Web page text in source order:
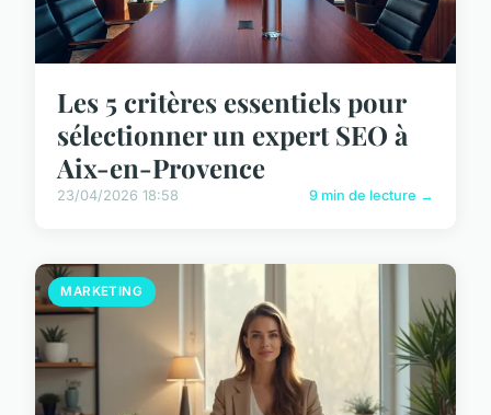
Les 5 critères essentiels pour
sélectionner un expert SEO à
Aix-en-Provence
23/04/2026 18:58 9 min de lecture →
MARKETING